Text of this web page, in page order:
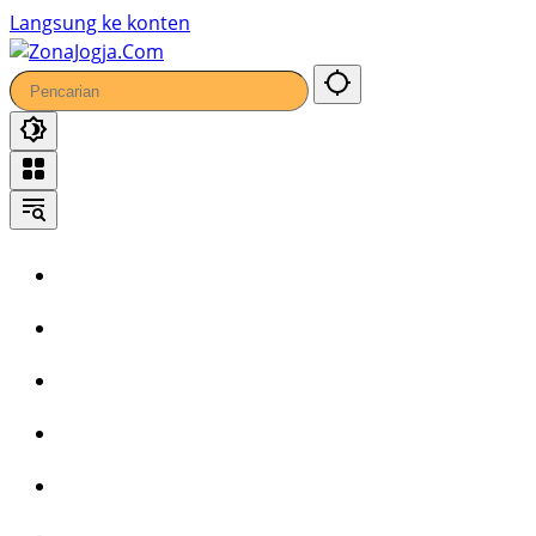
Langsung ke konten